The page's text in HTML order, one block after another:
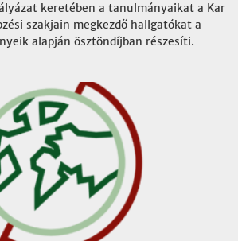
keretében a tanulmányaikat a Kar
szakjain megkezdő hallgatókat a
alapján ösztöndíjban részesíti.